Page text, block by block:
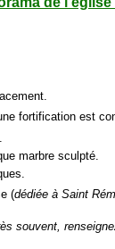
fortification est
marbre sculpté.
(dédiée à Saint
souvent,